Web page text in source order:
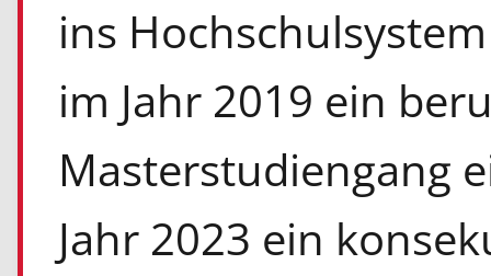
ins
im Jahr 2019 ein
Masterstudiengang
Jahr 2023 ein